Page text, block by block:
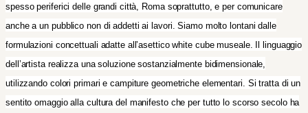
spesso periferici delle grandi città, Roma soprattutto, e per comunicare
anche a un pubblico non di addetti ai lavori. Siamo molto lontani dalle
formulazioni concettuali adatte all’asettico white cube museale. Il linguaggio
dell’artista realizza una soluzione sostanzialmente bidimensionale,
utilizzando colori primari e campiture geometriche elementari. Si tratta di un
sentito omaggio alla cultura del manifesto che per tutto lo scorso secolo ha